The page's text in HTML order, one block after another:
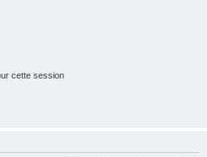
cette session